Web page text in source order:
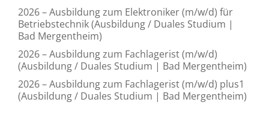
2026 – Ausbildung zum Elektroniker (m/w/d) für
Betriebstechnik (Ausbildung / Duales Studium |
Bad Mergentheim)
2026 – Ausbildung zum Fachlagerist (m/w/d)
(Ausbildung / Duales Studium | Bad Mergentheim)
2026 – Ausbildung zum Fachlagerist (m/w/d) plus1
(Ausbildung / Duales Studium | Bad Mergentheim)